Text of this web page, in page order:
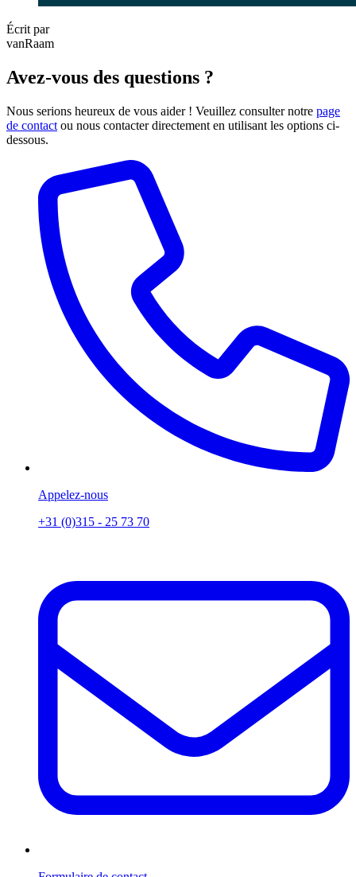
Écrit par
vanRaam
Avez-vous des questions ?
Nous serions heureux de vous aider ! Veuillez consulter notre page
de contact ou nous contacter directement en utilisant les options ci-
dessous.
Appelez-nous
+31 (0)315 - 25 73 70